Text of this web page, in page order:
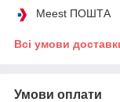
Meest ПОШТА
Всі умови
Умови оплати